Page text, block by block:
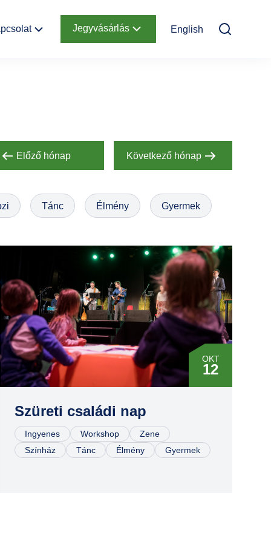
Helyszínbérlés
Jegyvásárlás English
Előző hónap Következő hónap
Tánc Élmény Gyermek
OKT
12
Szüreti családi nap
Ingyenes Workshop
Zene
Színház
Tánc Élmény Gyermek